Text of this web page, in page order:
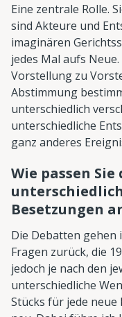
Eine zentrale Rolle.
sind Akteure und
imaginären
jedes Mal aufs
Vorstellung zu
Abstimmung
unterschiedlich
unterschiedliche
ganz anderes
Wie passen
Besetzungen
Die Debatten
Fragen zurück, die
jedoch je nach den
unterschiedliche
Stücks für jede